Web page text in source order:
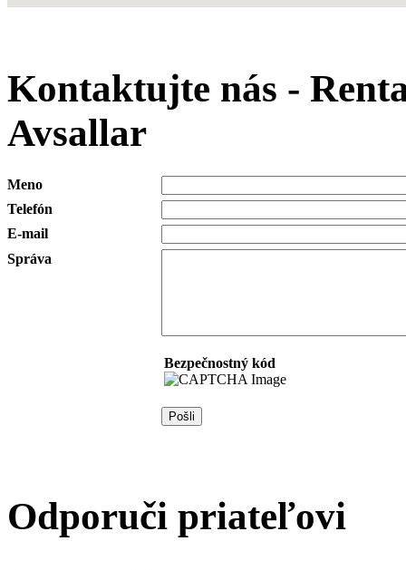
Kontaktujte nás -
Avsallar
Meno
Telefón
E-mail
Správa
Bezpečnostný kód
Odporuči priateľovi